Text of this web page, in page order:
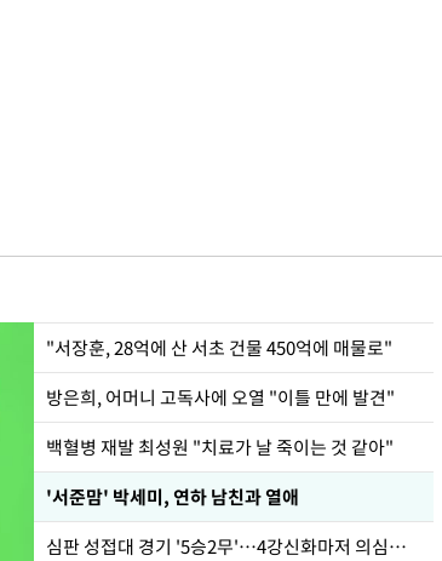
"서장훈, 28억에 산 서초 건물 450억에 매물로"
방은희, 어머니 고독사에 오열 "이틀 만에 발견"
백혈병 재발 최성원 "치료가 날 죽이는 것 같아"
'서준맘' 박세미, 연하 남친과 열애
심판 성접대 경기 '5승2무'…4강신화마저 의심받아